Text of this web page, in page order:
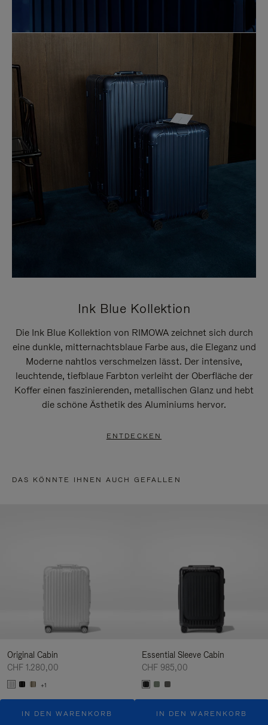
Ink Blue Kollektion
Die Ink Blue Kollektion von RIMOWA zeichnet sich durch
eine dunkle, mitternachtsblaue Farbe aus, die Eleganz und
Moderne nahtlos verschmelzen lässt. Der intensive,
leuchtende, tiefblaue Farbton verleiht der Oberfläche der
Koffer einen faszinierenden, metallischen Glanz und hebt
die schöne Ästhetik des Aluminiums hervor.
ENTDECKEN
DAS KÖNNTE IHNEN AUCH GEFALLEN
Original Cabin
CHF 1.280,00
+1
IN DEN WARENKORB
Essential Sleeve Cabin
CHF 985,00
IN DEN WARENKORB